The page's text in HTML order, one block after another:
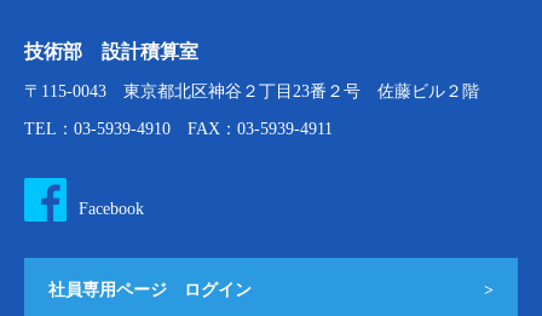
技術部 設計積算室
〒115-0043 東京都北区神谷２丁目23番２号 佐藤ビル２階
TEL：03-5939-4910 FAX：03-5939-4911
Facebook
社員専用ページ ログイン >